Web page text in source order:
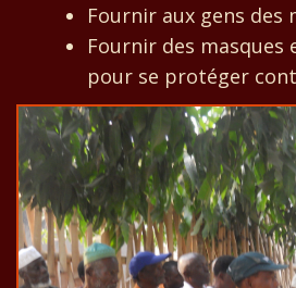
Fournir aux gens des
Fournir des masques
pour se protéger